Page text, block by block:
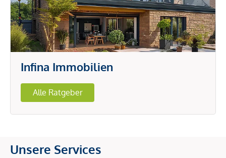
Infina Immobilien
Alle Ratgeber
Unsere Services